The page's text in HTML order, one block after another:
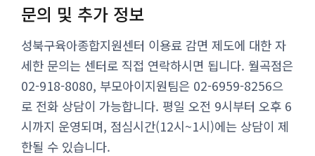
문의 및 추가 정보
성북구육아종합지원센터 이용료 감면 제도에 대한 자
세한 문의는 센터로 직접 연락하시면 됩니다. 월곡점은
02-918-8080, 부모아이지원팀은 02-6959-8256으
로 전화 상담이 가능합니다. 평일 오전 9시부터 오후 6
시까지 운영되며, 점심시간(12시~1시)에는 상담이 제
한될 수 있습니다.